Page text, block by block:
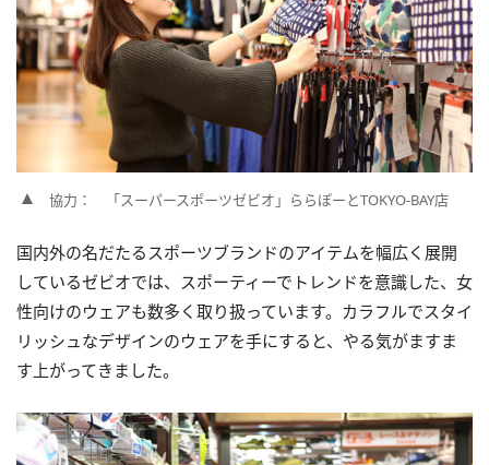
協力： 「スーパースポーツゼビオ」ららぽーとTOKYO-BAY店
国内外の名だたるスポーツブランドのアイテムを幅広く展開
しているゼビオでは、スポーティーでトレンドを意識した、女
性向けのウェアも数多く取り扱っています。カラフルでスタイ
リッシュなデザインのウェアを手にすると、やる気がますま
す上がってきました。